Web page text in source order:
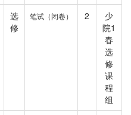
选
修
笔试（闭卷） 2
少
院1
春
选
修
课
程
组